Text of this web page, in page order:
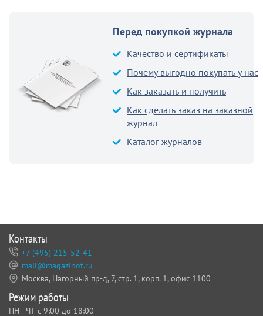
Перед покупкой журнала
Качество и сертификаты
Почему выгодно покупать у нас
Как заказать и получить
Как сделать заказ на заказной
журнал
Каталог журналов
Контакты
+7 (495) 215-52-41
mail@magazinot.ru
Москва, Нагорный пр-д, 7, стр. 1, корп. 1, офис 1100
Режим работы
ПН - ЧТ с 9:00 до 18:00